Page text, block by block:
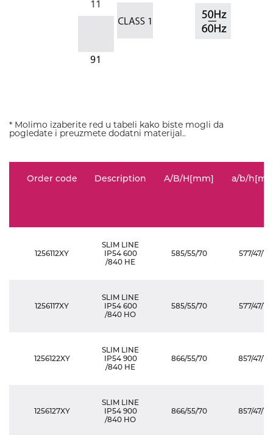
* Molimo izaberite red u tabeli kako biste mogli da
pogledate i preuzmete dodatni materijal..
Order code Description A/B/H[mm] a/b/
1256112XY
SLIM LINE
IP54 600
/840 HE
585/55/70 577/47/115
1256117XY
SLIM LINE
IP54 600
/840 HO
585/55/70 577/47/115
1256122XY
SLIM LINE
IP54 900
/840 HE
866/55/70 857/47/115
1256127XY
SLIM LINE
IP54 900
/840 HO
866/55/70 857/47/115